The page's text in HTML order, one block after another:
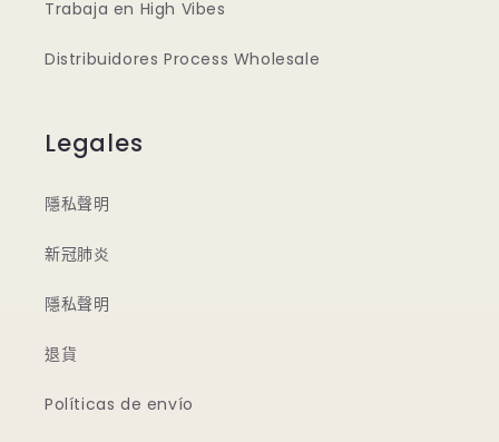
Trabaja en High Vibes
Distribuidores Process Wholesale
Legales
隱私聲明
新冠肺炎
隱私聲明
退貨
Políticas de envío